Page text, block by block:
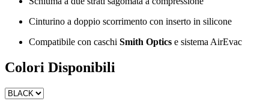
Cinturino a doppio scorrimento con inserto in silicone
Compatibile con caschi Smith Optics e sistema AirEvac
Colori Disponibili